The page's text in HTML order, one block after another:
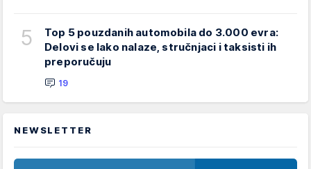
5
Top 5 pouzdanih automobila do 3.000 evra:
Delovi se lako nalaze, stručnjaci i taksisti ih
preporučuju
19
NEWSLETTER